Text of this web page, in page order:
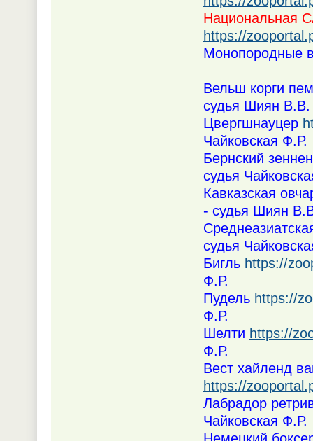
Национальная
https://
Монопородные
Вельш корги
судья Шиян В.В.
Цвергшнауцер
Чайковская Ф.Р.
Бернский
судья
Кавказская
- судья Шиян
судья
Бигль https://
Ф.Р.
Пудель https://
Ф.Р.
Шелти https://
Ф.Р.
Вест хайленд
https://
Лабрадор
Чайковская Ф.Р.